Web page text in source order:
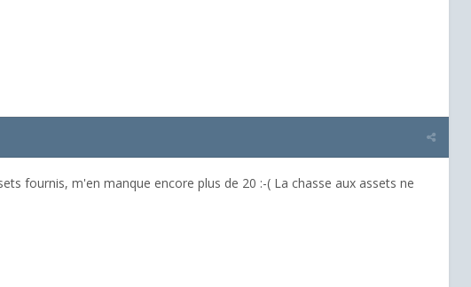
fournis, m'en manque encore plus de 20 :-( La chasse aux assets ne